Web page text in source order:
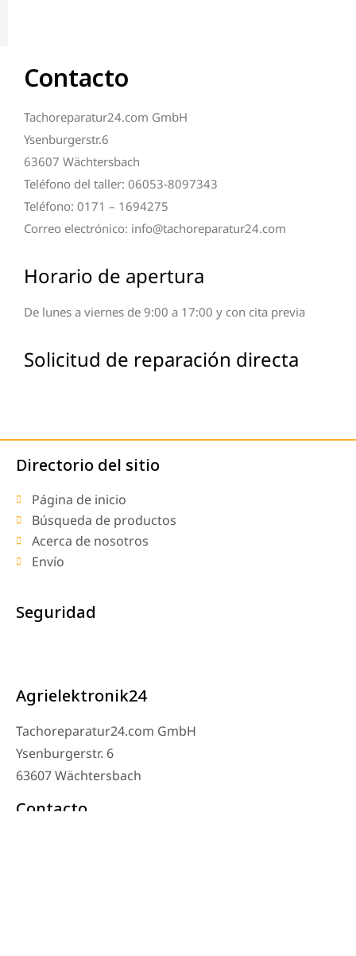
Contacto
Tachoreparatur24.com GmbH
Ysenburgerstr.6
63607 Wächtersbach
Teléfono del taller: 06053-8097343
Teléfono: 0171 – 1694275
Correo electrónico: info@tachoreparatur24.com
Horario de apertura
De lunes a viernes de 9:00 a 17:00 y con cita previa
Solicitud de reparación directa
Directorio del sitio
Página de inicio
Búsqueda de productos
Acerca de nosotros
Envío
Seguridad
Agrielektronik24
Tachoreparatur24.com GmbH
Ysenburgerstr. 6
63607 Wächtersbach
Contacto